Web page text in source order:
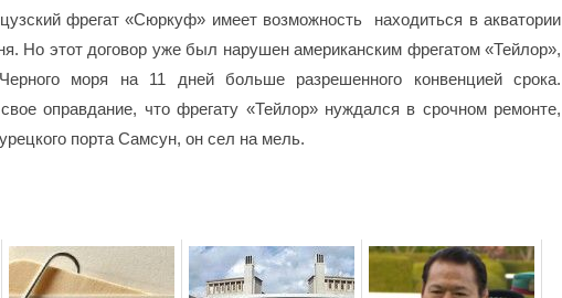
фрегат «Сюркуф» имеет возможность находиться в акватории
Но этот договор уже был нарушен американским фрегатом «Тейлор»,
моря на 11 дней больше разрешенного конвенцией срока.
оправдание, что фрегату «Тейлор» нуждался в срочном ремонте,
порта Самсун, он сел на мель.